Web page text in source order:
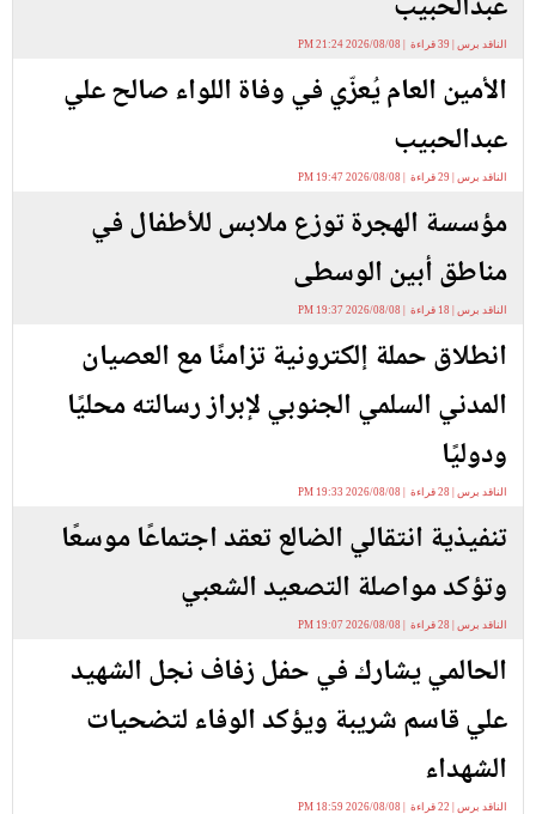
الناقد برس | 39 قراءة | 2026/08/08 21:24 PM
الأمين العام يُعزّي في وفاة اللواء صالح علي
عبدالحبيب
الناقد برس | 29 قراءة | 2026/08/08 19:47 PM
مؤسسة الهجرة توزع ملابس للأطفال في
مناطق أبين الوسطى
الناقد برس | 18 قراءة | 2026/08/08 19:37 PM
انطلاق حملة إلكترونية تزامنًا مع العصيان
المدني السلمي الجنوبي لإبراز رسالته محليًا
ودوليًا
الناقد برس | 28 قراءة | 2026/08/08 19:33 PM
تنفيذية انتقالي الضالع تعقد اجتماعًا موسعًا
وتؤكد مواصلة التصعيد الشعبي
الناقد برس | 28 قراءة | 2026/08/08 19:07 PM
الحالمي يشارك في حفل زفاف نجل الشهيد
علي قاسم شريبة ويؤكد الوفاء لتضحيات
الشهداء
الناقد برس | 22 قراءة | 2026/08/08 18:59 PM